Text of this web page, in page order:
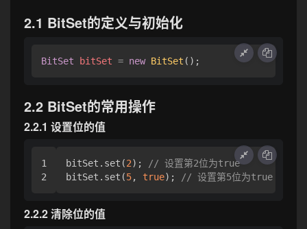
2.1 BitSet的定义与初始化
BitSet bitSet = new BitSet
2.2 BitSet的常用操作
2.2.1 设置位的值
1
bitSet.set(2);
// 设置第2位为true
bitSet.set(5, true); // 设置第5位为true
2.2.2 清除位的值